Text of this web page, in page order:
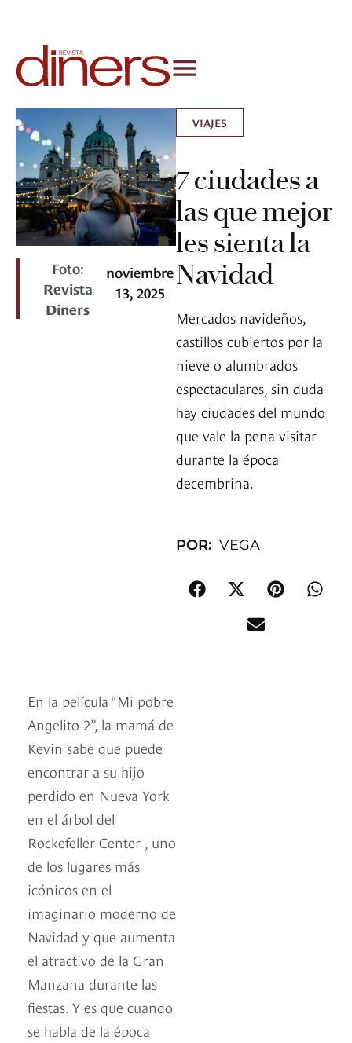
Foto:
Revista
Diners
noviembre
13, 2025
VIAJES
7 ciudades a
las que mejor
les sienta la
Navidad
Mercados navideños,
castillos cubiertos por la
nieve o alumbrados
espectaculares, sin duda
hay ciudades del mundo
que vale la pena visitar
durante la época
decembrina.
POR: VEGA
En la película “Mi pobre
Angelito 2”, la mamá de
Kevin sabe que puede
encontrar a su hijo
perdido en Nueva York
en el árbol del
Rockefeller Center , uno
de los lugares más
icónicos en el
imaginario moderno de
Navidad y que aumenta
el atractivo de la Gran
Manzana durante las
fiestas. Y es que cuando
se habla de la época